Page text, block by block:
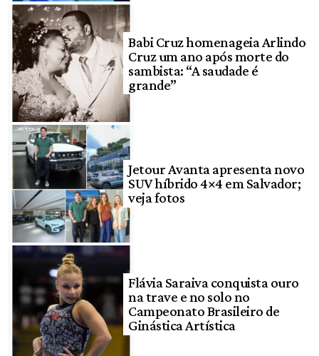
Babi Cruz homenageia Arlindo
Cruz um ano após morte do
sambista: “A saudade é
grande”
Jetour Avanta apresenta novo
SUV híbrido 4×4 em Salvador;
veja fotos
Flávia Saraiva conquista ouro
na trave e no solo no
Campeonato Brasileiro de
Ginástica Artística